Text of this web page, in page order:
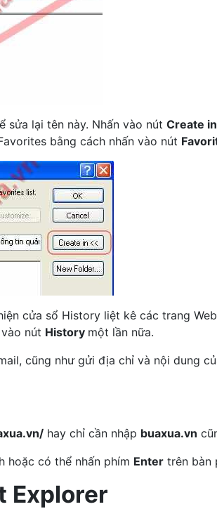
sửa lại tên này. Nhấn vào nút Create in
bằng cách nhấn vào nút
cửa sổ History liệt kê các trang
nút History một lần nữa.
cũng như gửi địa chỉ và nội dung
hay chỉ cần nhập buaxua.vn
hoặc có thể nhấn phím Enter trên bàn
Explorer